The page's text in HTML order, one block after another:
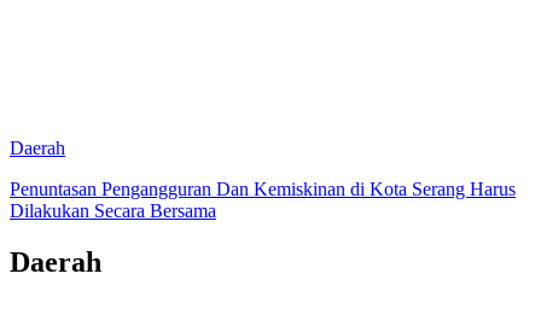
Daerah
Penuntasan Pengangguran Dan Kemiskinan di Kota Serang Harus
Dilakukan Secara Bersama
Daerah